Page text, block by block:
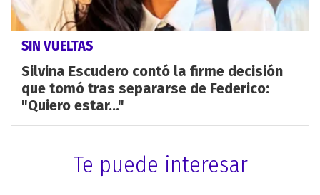
SIN VUELTAS
Silvina Escudero contó la firme decisión
que tomó tras separarse de Federico:
"Quiero estar..."
Te puede interesar